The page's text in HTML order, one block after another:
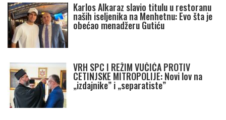
Karlos Alkaraz slavio titulu u restoranu
naših iseljenika na Menhetnu: Evo šta je
obećao menadžeru Gutiću
VRH SPC I REŽIM VUČIĆA PROTIV
CETINJSKE MITROPOLIJE: Novi lov na
„izdajnike” i „separatiste”